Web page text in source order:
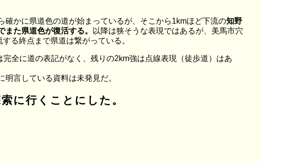
確かに県道色の道が始まっているが、そこから1kmほど下流の知野
た県道色が復活する。
以降は狭そうな表現ではあるが、美馬市穴
る終点まで県道は繋がっている。
全に道の表記がなく、残りの2km強は点線表現（徒歩道）はあ
言している資料は未発見だ。
に行くことにした。